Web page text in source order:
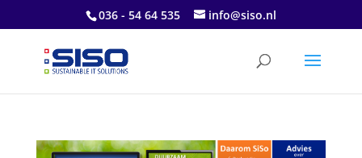
036 - 54 64 535 info@siso.nl